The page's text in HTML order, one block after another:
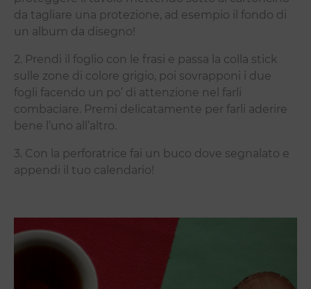
da tagliare una protezione, ad esempio il fondo di
un album da disegno!
2. Prendi il foglio con le frasi e passa la colla stick
sulle zone di colore grigio, poi sovrapponi i due
fogli facendo un po’ di attenzione nel farli
combaciare. Premi delicatamente per farli aderire
bene l’uno all’altro.
3. Con la perforatrice fai un buco dove segnalato e
appendi il tuo calendario!